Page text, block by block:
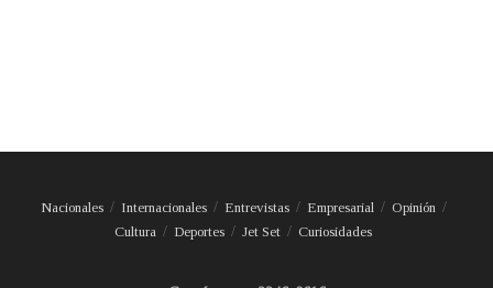
Nacionales Internacionales Entrevistas Empresarial
Opinión
Cultura
Deportes Jet Set Curiosidades